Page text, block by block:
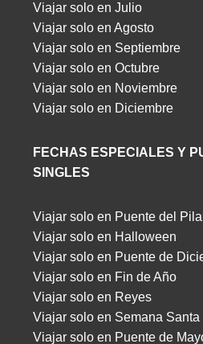
Viajar solo en Julio
Viajar solo en Agosto
Viajar solo en Septiembre
Viajar solo en Octubre
Viajar solo en Noviembre
Viajar solo en Diciembre
FECHAS ESPECIALES Y
SINGLES
Viajar solo en Puente del
Viajar solo en Halloween
Viajar solo en Puente de
Viajar solo en Fin de Año
Viajar solo en Reyes
Viajar solo en Semana Santa
Viajar solo en Puente de